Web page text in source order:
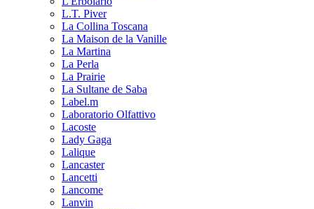
L.T. Piver
La Collina Toscana
La Maison de la Vanille
La Martina
La Perla
La Prairie
La Sultane de Saba
Label.m
Laboratorio Olfattivo
Lacoste
Lady Gaga
Lalique
Lancaster
Lancetti
Lancome
Lanvin